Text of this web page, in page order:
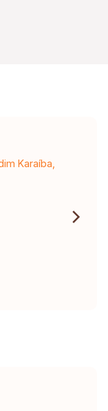
Karaíba,